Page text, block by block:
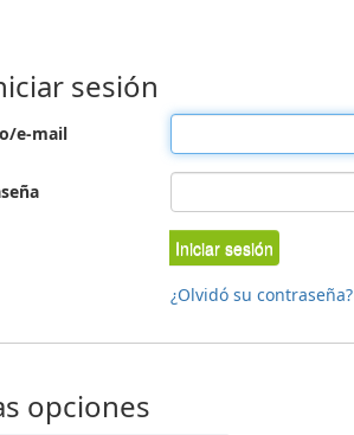
sesión
e-mail
Iniciar sesión
¿Olvidó su contraseña?
opciones